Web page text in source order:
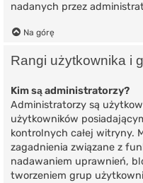
nadanych przez
Na górę
Rangi użytkownika i
Kim są administratorzy?
Administratorzy są
użytkowników
kontrolnych całej witryny.
zagadnienia związane z
nadawaniem uprawnień,
tworzeniem grup